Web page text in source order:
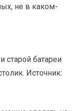
не в каком-
старой батареи
Источник: